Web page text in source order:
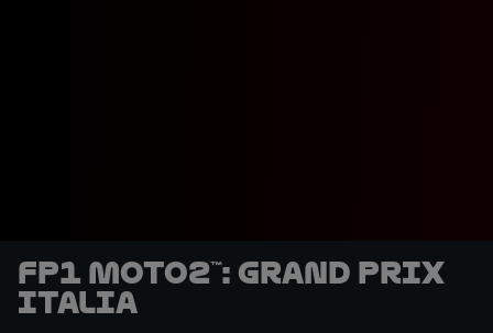
FP1 Moto2™: Grand Prix
Italia